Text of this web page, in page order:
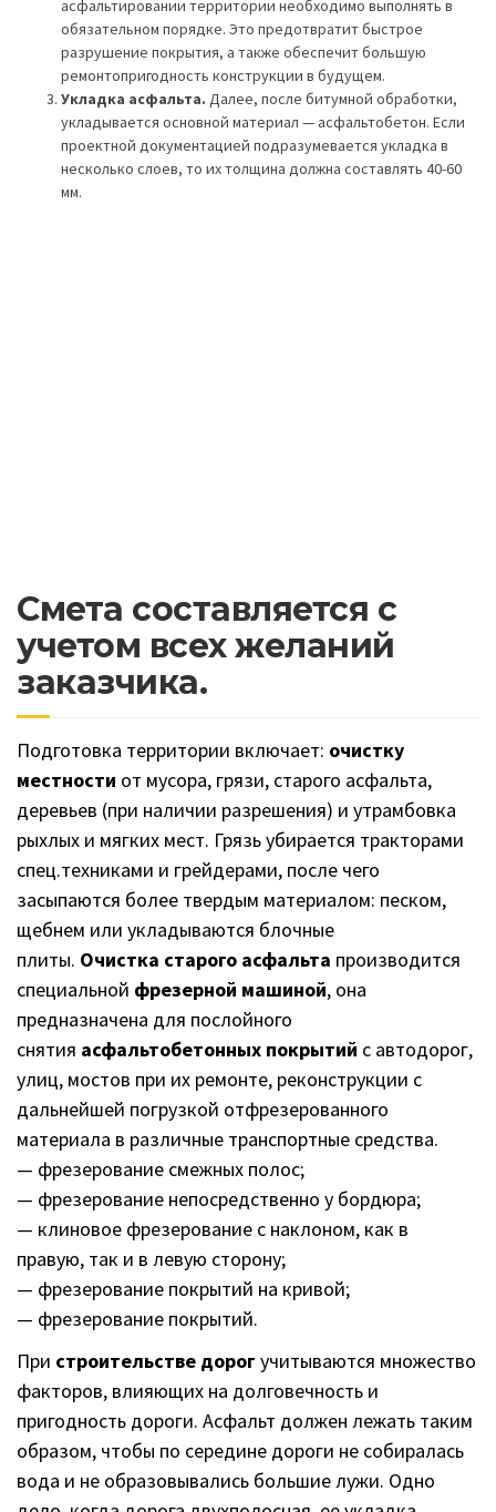
Укладка асфальта.Далее, после битумной обработки,
укладывается основной материал — асфальтобетон. Если
проектной документацией подразумевается укладка в
несколько слоев, то их толщина должна составлять 40-60
мм.
заказчика.
Подготовка территории включает:очистку
местностиот мусора, грязи, старого асфальта,
деревьев (при наличии разрешения) и утрамбовка
рыхлых и мягких мест. Грязь убирается тракторами
спец.техниками и грейдерами, после чего
засыпаются более твердым материалом: песком,
щебнем или укладываются блочные
плиты.Очистка старого асфальтапроизводится
специальнойфрезерной машиной, она
предназначена для послойного
снятия асфальтобетонных покрытийс автодорог,
улиц, мостов при их ремонте, реконструкции с
дальнейшей погрузкой отфрезерованного
материала в различные транспортные средства.
— фрезерование смежных полос;
— фрезерование непосредственно у бордюра;
— клиновое фрезерование с наклоном, как в
правую, так и в левую сторону;
— фрезерование покрытий на кривой;
— фрезерование покрытий.
Приcтроительстве дорогучитываются множество
факторов, влияющих на долговечность и
пригодность дороги. Асфальт должен лежать таким
образом, чтобы по середине дороги не собиралась
вода и не образовывались большие лужи. Одно
дело, когда дорога двухполосная, ее укладка
элементарна, другое дело, когда дорога является 3-
х полосная и более, тут уже человеку не справиться